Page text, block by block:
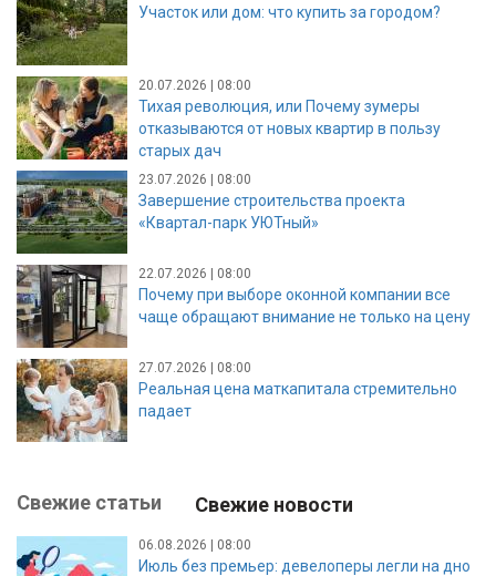
Участок или дом: что купить за городом?
20.07.2026 | 08:00
Тихая революция, или Почему зумеры
отказываются от новых квартир в пользу
старых дач
23.07.2026 | 08:00
Завершение строительства проекта
«Квартал-парк УЮТный»
22.07.2026 | 08:00
Почему при выборе оконной компании все
чаще обращают внимание не только на цену
27.07.2026 | 08:00
Реальная цена маткапитала стремительно
падает
Свежие статьи Свежие новости
06.08.2026 | 08:00
Июль без премьер: девелоперы легли на дно